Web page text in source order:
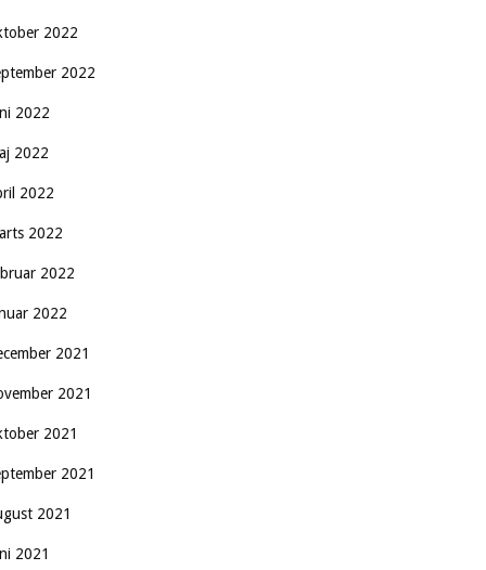
2022
2022
2022
2022
2022
2022
2022
2022
2021
2021
2021
2021
2021
2021